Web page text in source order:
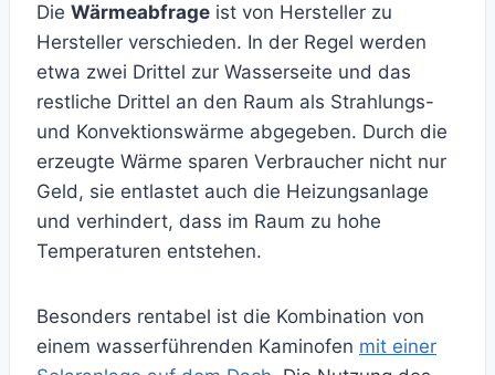
Die Wärmeabfrage ist von Hersteller zu
Hersteller verschieden. In der Regel werden
etwa zwei Drittel zur Wasserseite und das
restliche Drittel an den Raum als Strahlungs-
und Konvektionswärme abgegeben. Durch die
erzeugte Wärme sparen Verbraucher nicht nur
Geld, sie entlastet auch die Heizungsanlage
und verhindert, dass im Raum zu hohe
Temperaturen entstehen.
Besonders rentabel ist die Kombination von
einem wasserführenden Kaminofen mit einer